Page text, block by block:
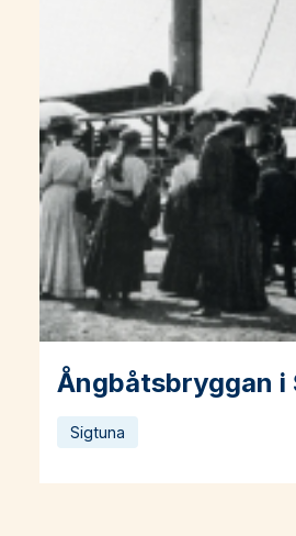
Ångbåtsbryggan i
Läs mer om Ångbåtsbryggan i
Sigtuna